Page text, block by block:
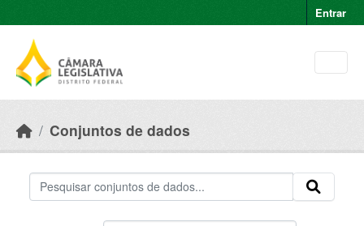
Entrar
Conjuntos de dados